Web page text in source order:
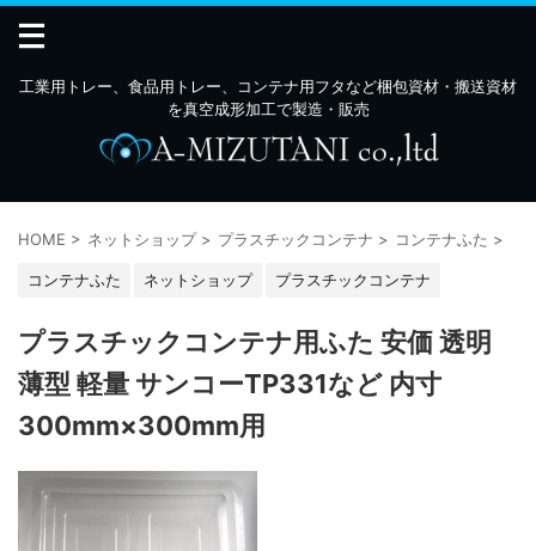
工業用トレー、食品用トレー、コンテナ用フタなど梱包資材・搬送資材
を真空成形加工で製造・販売
HOME > ネットショップ > プラスチックコンテナ > コンテナふた >
コンテナふた ネットショップ プラスチックコンテナ
プラスチックコンテナ用ふた 安価 透明
薄型 軽量 サンコーTP331など 内寸
300mm×300mm用